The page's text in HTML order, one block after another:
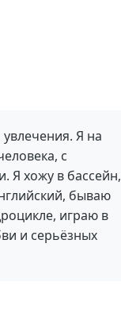
Я на
с
Я хожу в бассейн,
бываю
играю в
и серьёзных